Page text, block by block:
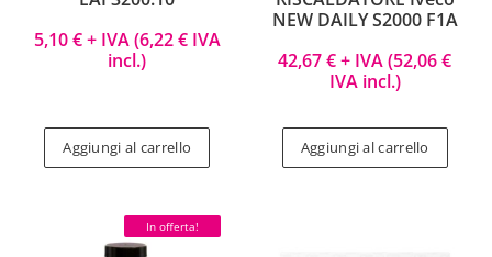
5,10€+ IVA (6,22€IVA
incl.)
Aggiungi al carrello
NEW DAILY S2000 F1A
42,67€+ IVA (52,06€
IVA incl.)
Aggiungi al carrello
In offerta!